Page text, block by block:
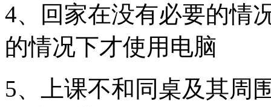
4、回家在没有必要的情
的情况下才使用电脑
5、上课不和同桌及其周